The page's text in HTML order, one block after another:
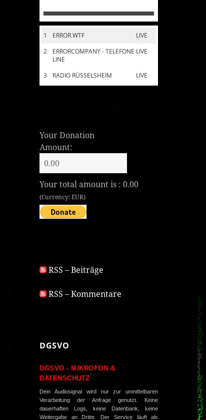
1 LIVE
ERROR.WTF
2
LIVE
ERRORCOMPANY - TELEFONE
LINE
3
LIVE
RADIO RÜSSELSHEIM
Your Donation
Amount:
Your total amount is :0.00
(Currency: EUR)
RSS – Beiträge
RSS – Kommentare
DGSVO
DGSVO - MIKROFON &
DATENSCHUTZ
Dein Audiosignal wird nur zur unmittelbaren
Verarbeitung der Anfrage genutzt. Keine
dauerhaften Logs, keine Datenbank, keine
Weitergabe an Dritte. Der Service läuft als